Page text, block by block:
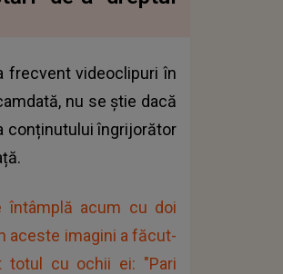
frecvent videoclipuri în
nu se știe dacă
conținutului îngrijorător
întâmplă acum cu doi
aceste imagini a făcut-
totul cu ochii ei: "Pari